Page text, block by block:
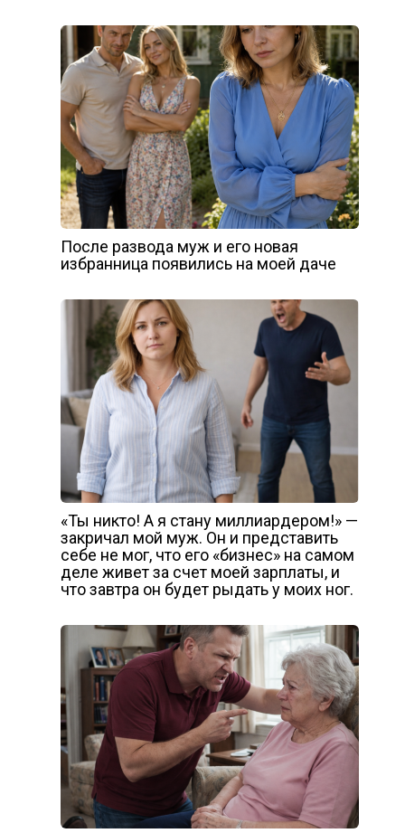
После развода муж и его новая
избранница появились на моей даче
«Ты никто! А я стану миллиардером!» —
закричал мой муж. Он и представить
себе не мог, что его «бизнес» на самом
деле живет за счет моей зарплаты, и
что завтра он будет рыдать у моих ног.